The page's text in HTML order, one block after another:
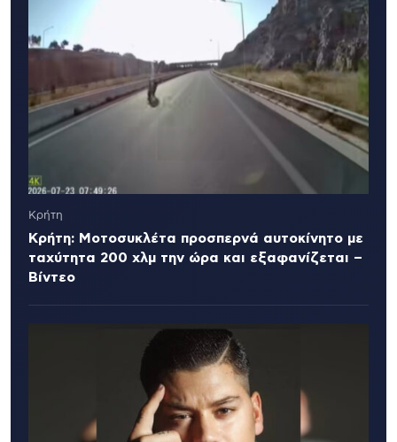
Κρήτη
Κρήτη: Μοτοσυκλέτα προσπερνά αυτοκίνητο με
ταχύτητα 200 χλμ την ώρα και εξαφανίζεται –
Βίντεο